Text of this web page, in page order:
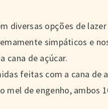
diversas opções de lazer
simpáticos e
cana de açúcar.
feitas com a cana de
mel de engenho, ambos